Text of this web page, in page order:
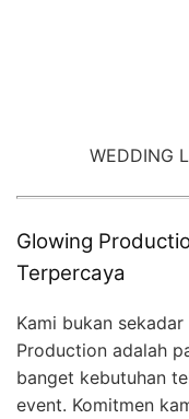
WEDDING
Glowing
Terpercaya
Kami bukan
Production adalah
banget kebutuhan
event. Komitmen